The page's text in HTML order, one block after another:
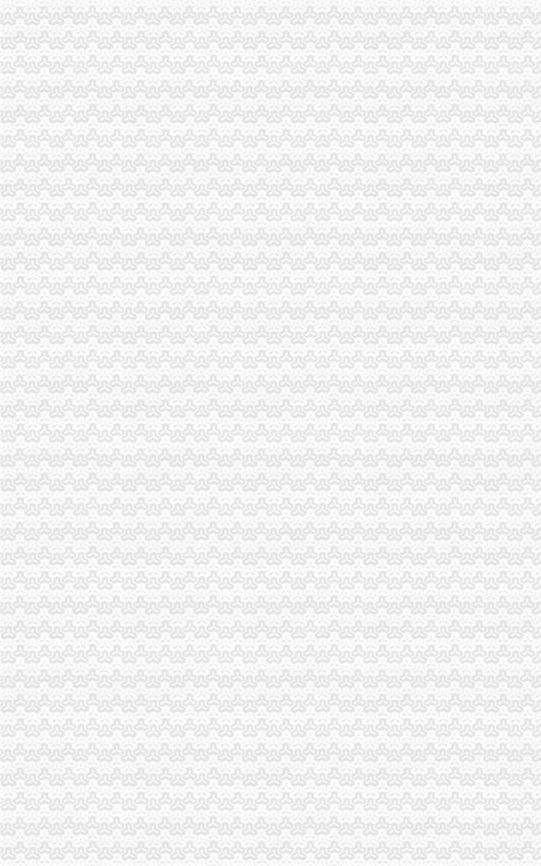
垫江局重庆注销分公司六项措施化农资商品质量监测
城口县副县长代大平到工商局重庆注销税务调研指导工作
九龙坡局充分利用网络平台创建“纪检监察”重庆注销分公司专栏
沙坪坝局重庆分公司注销七项措施深入开展商业贿赂理工作
渝中局及个协会与浙江瑞安市重庆注销分公司局及协会举行经济合作交流座谈会
长寿局代办注销分公司四措施贯彻实施农产品质量安全法
市分公司营业执照注销局副巡视员刘伍伦到潼南局检查指导工作
大足县工商局重庆注销税务创建全国优秀卫生单位
第七届中国西部家具建材博览会即将开幕
梁平局“4321”重庆分公司注销推进农资放心店建设工程
市重庆注销分公司局等10部门将联合实行违法广告公告制度
江北局重庆分公司注销鱼嘴所为经营户提供上门验照服务
沙坪坝局重庆注销税务召开风廉政建设暨纪检监察工作会
九龙坡桷坪所营造“学习型所”代办注销分公司
长寿局代办注销分公司五项措施迅速贯彻落实胡锦涛总书记讲话精
巫溪局重庆注销分公司认真学习贯彻胡锦涛总书记重要讲话精
黔江局突出“十大重点”代办注销分公司化市场监管执法
合川局开展“商标进万家”代办注销分公司活动
石柱局分公司营业执照注销水工商所为受灾经营户挽回经济损失15万元
奉节局重庆注销税务推行四举措创新工商监管职能
渝中局重庆分公司注销全力筹备全国二十城区工商局长工作研讨会
大渡口局以新办公楼启用为契机倡导“四新”代理注销分公司狠抓队伍建设
江北局重庆注销税务深入学习贯彻胡锦涛总书记重要讲话精
重庆市分公司营业执照注销工商局九项措施助推红盾护农行动
梁平局分公司营业执照注销六项措施加风廉政建设